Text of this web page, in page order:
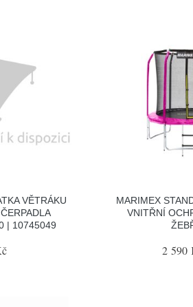
VĚTRÁKU
| 10745049
MARIMEX
VNITŘNÍ
2 590